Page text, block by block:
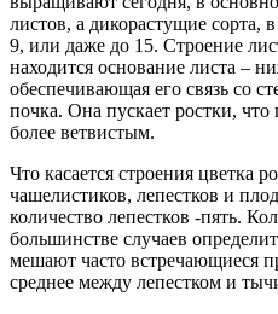
листов, а дикорастущие сорта,
9, или даже до 15. Строение
находится основание листа –
обеспечивающая его связь со
почка. Она пускает ростки, что
более ветвистым.
Что касается строения цветка
чашелистиков, лепестков и
количество лепестков -пять.
большинстве случаев
мешают часто встречающиеся
среднее между лепестком и